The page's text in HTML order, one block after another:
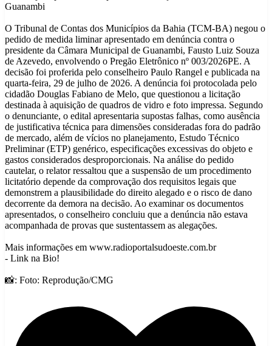
Guanambi
O Tribunal de Contas dos Municípios da Bahia (TCM-BA) negou o
pedido de medida liminar apresentado em denúncia contra o
presidente da Câmara Municipal de Guanambi, Fausto Luiz Souza
de Azevedo, envolvendo o Pregão Eletrônico nº 003/2026PE. A
decisão foi proferida pelo conselheiro Paulo Rangel e publicada na
quarta-feira, 29 de julho de 2026. A denúncia foi protocolada pelo
cidadão Douglas Fabiano de Melo, que questionou a licitação
destinada à aquisição de quadros de vidro e foto impressa. Segundo
o denunciante, o edital apresentaria supostas falhas, como ausência
de justificativa técnica para dimensões consideradas fora do padrão
de mercado, além de vícios no planejamento, Estudo Técnico
Preliminar (ETP) genérico, especificações excessivas do objeto e
gastos considerados desproporcionais. Na análise do pedido
cautelar, o relator ressaltou que a suspensão de um procedimento
licitatório depende da comprovação dos requisitos legais que
demonstrem a plausibilidade do direito alegado e o risco de dano
decorrente da demora na decisão. Ao examinar os documentos
apresentados, o conselheiro concluiu que a denúncia não estava
acompanhada de provas que sustentassem as alegações.
Mais informações em www.radioportalsudoeste.com.br
- Link na Bio!
📸: Foto: Reprodução/CMG